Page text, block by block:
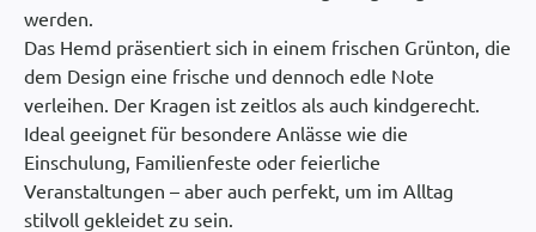
werden.
Das Hemd präsentiert sich in einem frischen Grünton, die
dem Design eine frische und dennoch edle Note
verleihen. Der Kragen ist zeitlos als auch kindgerecht.
Ideal geeignet für besondere Anlässe wie die
Einschulung, Familienfeste oder feierliche
Veranstaltungen – aber auch perfekt, um im Alltag
stilvoll gekleidet zu sein.